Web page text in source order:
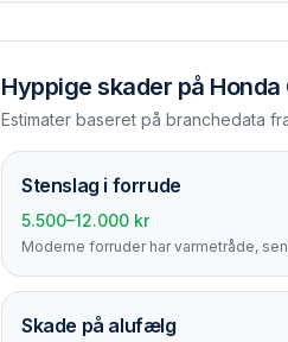
Hyppige skader på Honda
Estimater baseret på branchedata
Stenslag i forrude
5.500–12.000 kr
Moderne forruder har varmetråde,
Skade på alufælg